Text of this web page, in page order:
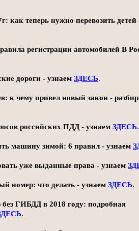
как теперь нужно перевозить детей
регистрации автомобилей В
дороги - узнаем ЗДЕСЬ.
к чему привел новый закон -
российских ПДД - узнаем ЗДЕСЬ.
машину зимой: 6 правил - узнаем
уже выданные права - узнаем
номер: что делать - узнаем ЗДЕСЬ.
ГИБДД в 2018 году: подробная
.